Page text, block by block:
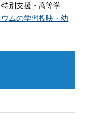
別支援・高等学
ウムの学習投映・幼